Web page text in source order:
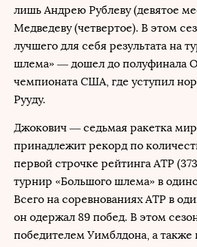
лишь Андрею Рублеву (девятое
Медведеву (четвертое). В этом
лучшего для себя результата на
шлема» — дошел до полуфинала
чемпионата США, где уступил
Рууду.
Джокович — седьмая ракетка
принадлежит рекорд по
первой строчке рейтинга ATP
турнир «Большого шлема» в
Всего на соревнованиях ATP в
он одержал 89 побед. В этом
победителем Уимблдона, а